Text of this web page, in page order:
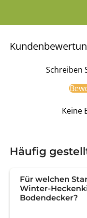
Schreiben
Keine
Häufig
Für welchen
Winter-
Bodendecker?